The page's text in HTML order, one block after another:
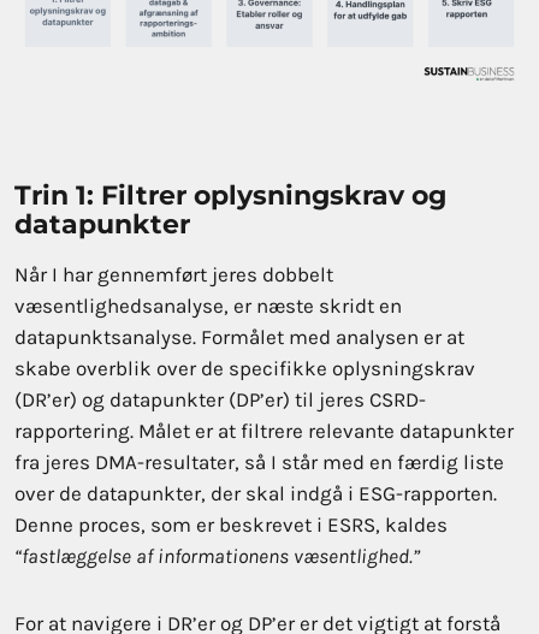
Trin 1: Filtrer oplysningskrav og
datapunkter
Når I har gennemført jeres dobbelt
væsentlighedsanalyse, er næste skridt en
datapunktsanalyse. Formålet med analysen er at
skabe overblik over de specifikke oplysningskrav
(DR’er) og datapunkter (DP’er) til jeres CSRD-
rapportering. Målet er at filtrere relevante datapunkter
fra jeres DMA-resultater, så I står med en færdig liste
over de datapunkter, der skal indgå i ESG-rapporten.
Denne proces, som er beskrevet i ESRS, kaldes
“fastlæggelse af informationens væsentlighed.”
For at navigere i DR’er og DP’er er det vigtigt at forstå